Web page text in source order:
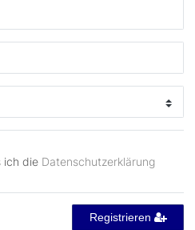
ich die Daten­schutz­erklärung
Registrieren